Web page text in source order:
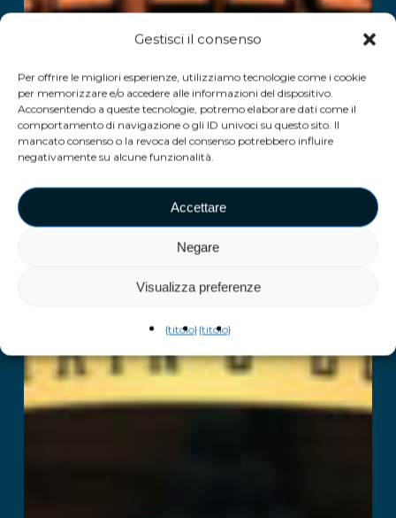
Gestisci il consenso
Per offrire le migliori esperienze, utilizziamo tecnologie come i cookie
per memorizzare e/o accedere alle informazioni del dispositivo.
Acconsentendo a queste tecnologie, potremo elaborare dati come il
comportamento di navigazione o gli ID univoci su questo sito. Il
mancato consenso o la revoca del consenso potrebbero influire
negativamente su alcune funzionalità.
Accettare
Negare
Visualizza preferenze
{titolo}{titolo}